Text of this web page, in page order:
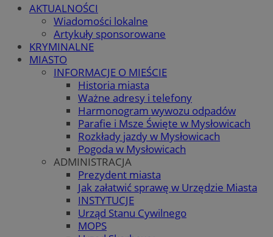
AKTUALNOŚCI
Wiadomości lokalne
Artykuły sponsorowane
KRYMINALNE
MIASTO
INFORMACJE O MIEŚCIE
Historia miasta
Ważne adresy i telefony
Harmonogram wywozu odpadów
Parafie i Msze Święte w Mysłowicach
Rozkłady jazdy w Mysłowicach
Pogoda w Mysłowicach
ADMINISTRACJA
Prezydent miasta
Jak załatwić sprawę w Urzędzie Miasta
INSTYTUCJE
Urząd Stanu Cywilnego
MOPS